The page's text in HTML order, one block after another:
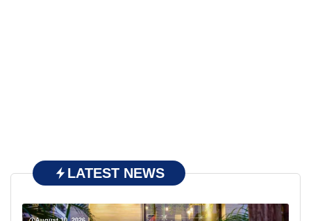
LATEST NEWS